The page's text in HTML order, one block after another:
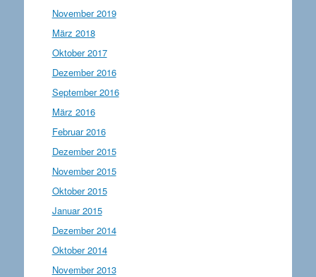
November 2019
März 2018
Oktober 2017
Dezember 2016
September 2016
März 2016
Februar 2016
Dezember 2015
November 2015
Oktober 2015
Januar 2015
Dezember 2014
Oktober 2014
November 2013